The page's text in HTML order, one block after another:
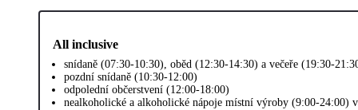
All inclusive
snídaně (07:30-10:30), oběd (12:30-14:30) a večeře (19:30-
pozdní snídaně (10:30-12:00)
odpolední občerstvení (12:00-18:00)
nealkoholické a alkoholické nápoje místní výroby (9:00-24:00) v